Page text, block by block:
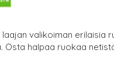
valikoiman erilaisia
Osta halpaa ruokaa